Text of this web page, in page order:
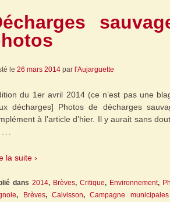
le26 mars 2014 parl'Aujarguette
du 1er avril 2014 (ce n’est pas une
décharges] Photos de décharges
à l’article d’hier. Il y aurait sans
…
la suite ›
dans 2014, Brèves, Critique, Environnement,
, Brèves, Calvisson,Campagne